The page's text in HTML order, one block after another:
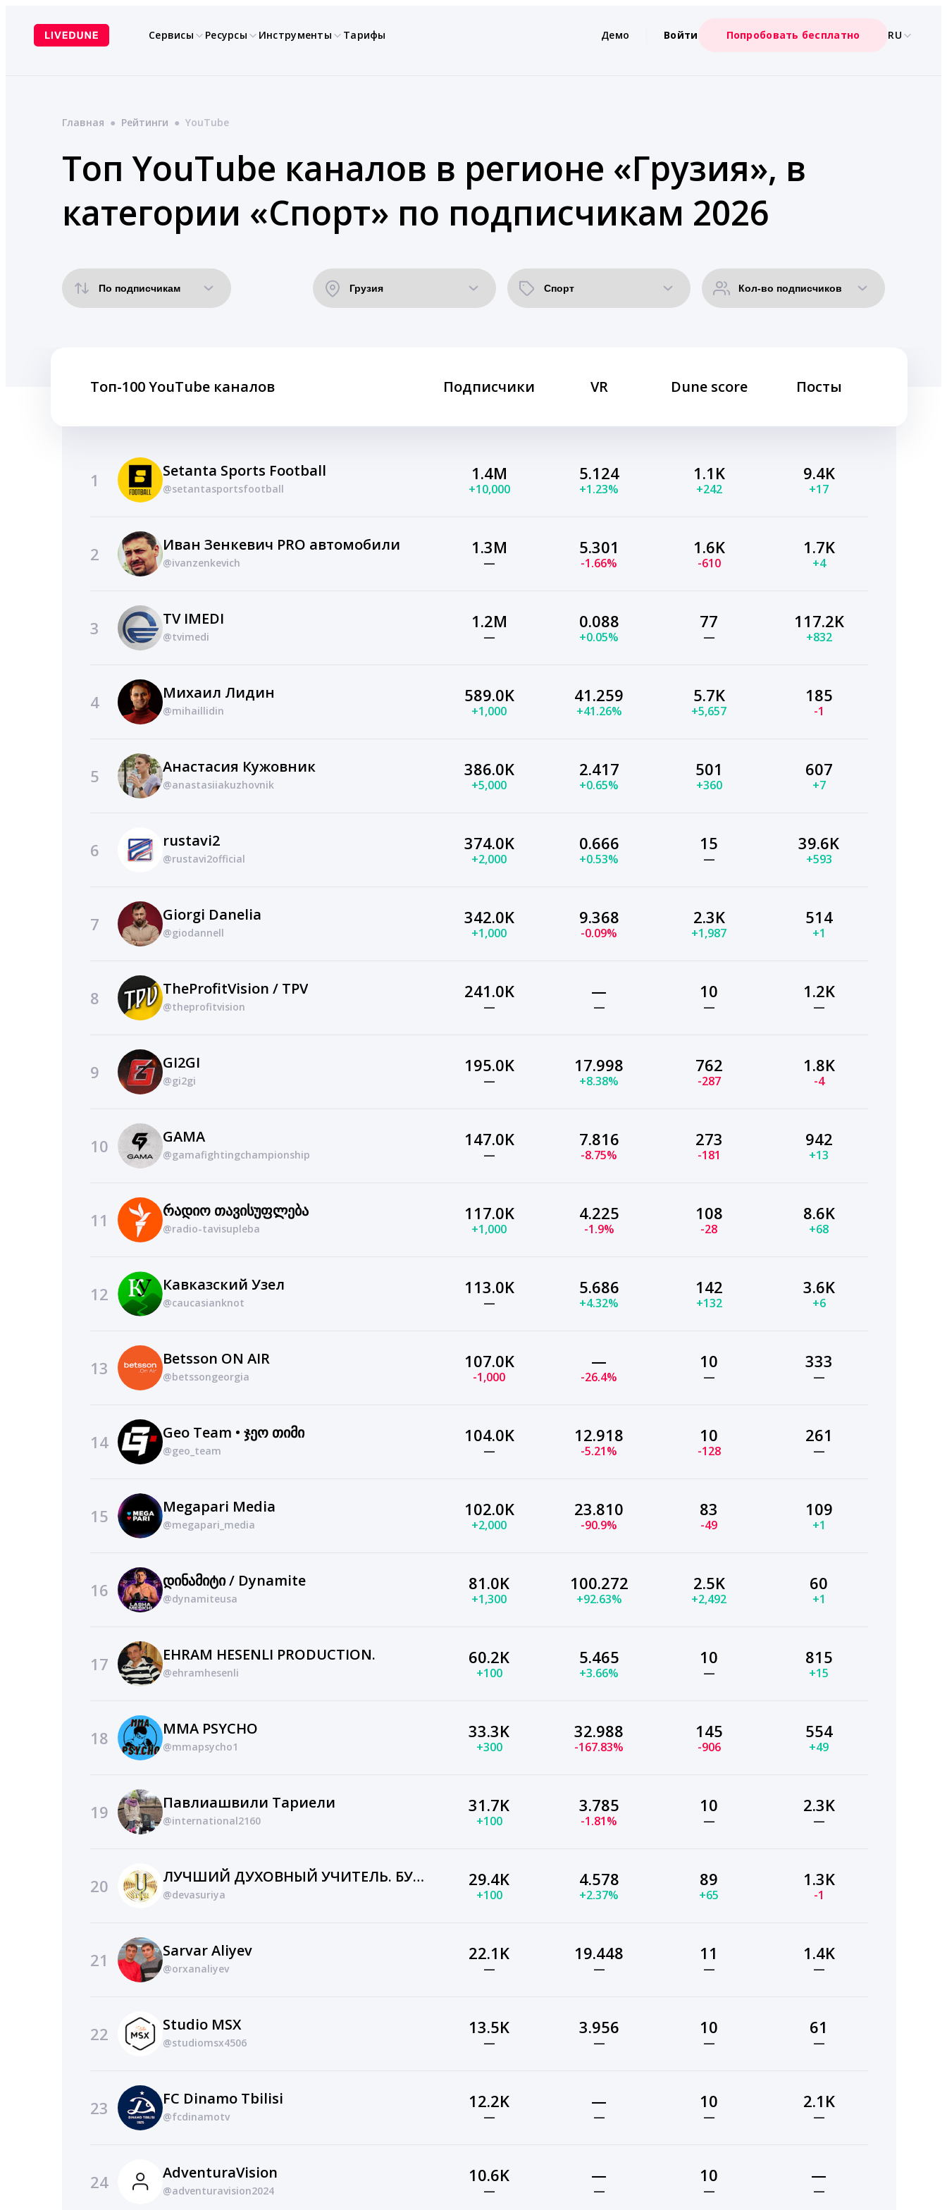
содержимому
Сервисы Ресурсы Инструменты Тарифы Демо Войти Попробовать бесплатно RU
Главная ● Рейтинги ● YouTube
Топ YouTube каналов в регионе «Грузия», в
категории «Спорт» по подписчикам 2026
Топ-100 YouTube каналов Подписчики VR Dune score Посты
1 Setanta Sports Football
@setantasportsfootball
1.4M
+10,000
5.124
+1.23%
1.1K
+242
9.4K
+17
2 Иван Зенкевич PRO автомобили
@ivanzenkevich
1.3M
—
5.301
-1.66%
1.6K
-610
1.7K
+4
3 TV IMEDI
@tvimedi
1.2M
—
0.088
+0.05%
77
—
117.2K
+832
4 Михаил Лидин
@mihaillidin
589.0K
+1,000
41.259
+41.26%
5.7K
+5,657
185
-1
5 Анастасия Кужовник
@anastasiiakuzhovnik
386.0K
+5,000
2.417
+0.65%
501
+360
607
+7
6 rustavi2
@rustavi2official
374.0K
+2,000
0.666
+0.53%
15
—
39.6K
+593
7 Giorgi Danelia
@giodannell
342.0K
+1,000
9.368
-0.09%
2.3K
+1,987
514
+1
8 TheProfitVision / TPV
@theprofitvision
241.0K
—
—
—
10
—
1.2K
—
9 GI2GI
@gi2gi
195.0K
—
17.998
+8.38%
762
-287
1.8K
-4
10 GAMA
@gamafightingchampionship
147.0K
—
7.816
-8.75%
273
-181
942
+13
11 რადიო თავისუფლება
@radio-tavisupleba
117.0K
+1,000
4.225
-1.9%
108
-28
8.6K
+68
12 Кавказский Узел
@caucasianknot
113.0K
—
5.686
+4.32%
142
+132
3.6K
+6
13 Betsson ON AIR
@betssongeorgia
107.0K
-1,000
—
-26.4%
10
—
333
—
14 Geo Team • ჯეო თიმი
@geo_team
104.0K
—
12.918
-5.21%
10
-128
261
—
15 Megapari Media
@megapari_media
102.0K
+2,000
23.810
-90.9%
83
-49
109
+1
16 დინამიტი / Dynamite
@dynamiteusa
81.0K
+1,300
100.272
+92.63%
2.5K
+2,492
60
+1
17 EHRAM HESENLI PRODUCTION.
@ehramhesenli
60.2K
+100
5.465
+3.66%
10
—
815
+15
18 MMA PSYCHO
@mmapsycho1
33.3K
+300
32.988
-167.83%
145
-906
554
+49
19 Павлиашвили Тариели
@international2160
31.7K
+100
3.785
-1.81%
10
—
2.3K
—
20 ЛУЧШИЙ ДУХОВНЫЙ УЧИТЕЛЬ. БУДДА БОДХИСАТТВА 21 ВЕКА
@devasuriya
29.4K
+100
4.578
+2.37%
89
+65
1.3K
-1
21 Sarvar Aliyev
@orxanaliyev
22.1K
—
19.448
—
11
—
1.4K
—
22 Studio MSX
@studiomsx4506
13.5K
—
3.956
—
10
—
61
—
23 FC Dinamo Tbilisi
@fcdinamotv
12.2K
—
—
—
10
—
2.1K
—
24 AdventuraVision
@adventuravision2024
10.6K
—
—
—
10
—
—
—